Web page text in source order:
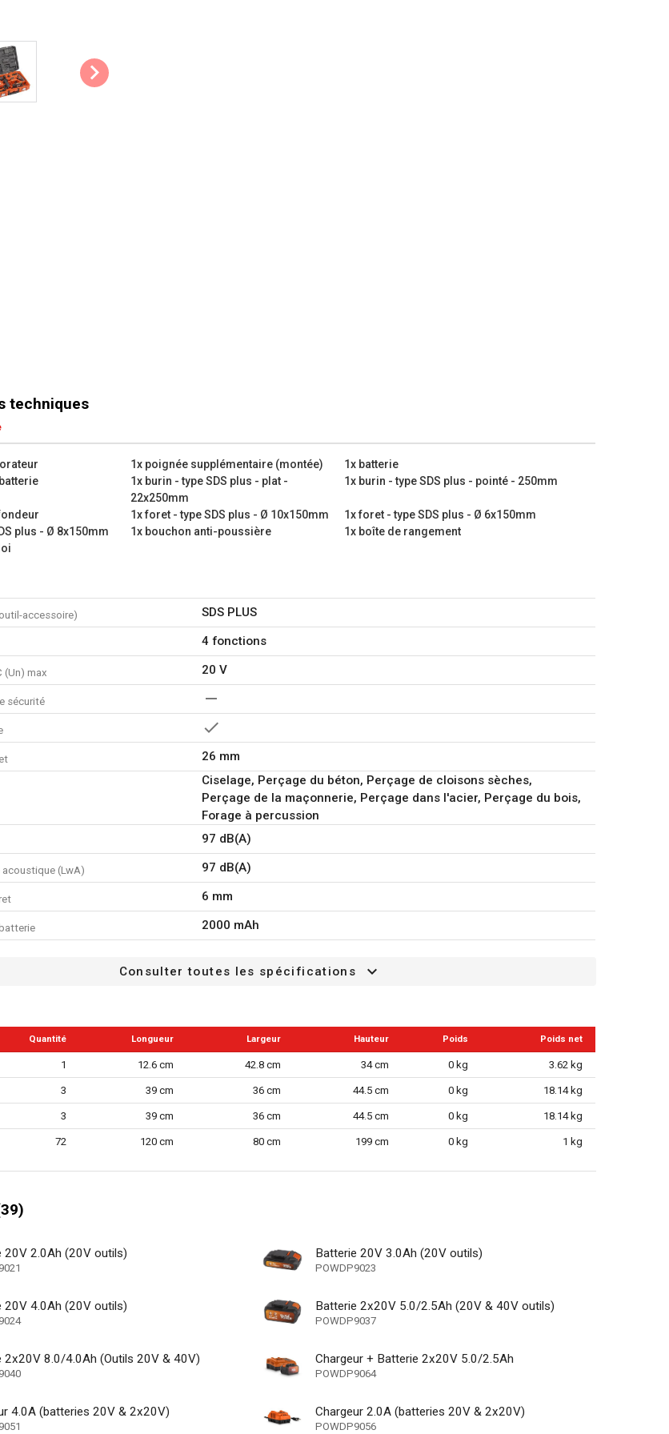
1x marteau perforateur
1x poignée supplémentaire (montée)
1x batterie
1x chargeur de batterie
1x burin - type SDS plus - plat - 22x250mm
1x burin - type SDS plus - pointé - 250mm
1x foret - type SDS plus - Ø 8x150mm
1x bouchon anti-poussière
1x boîte de rangement
1x mode d'emploi
techniques
1x poignée supplémentaire (montée)
1x batterie
1x burin - type SDS plus - plat -
22x250mm
1x burin - type SDS plus - pointé - 250mm
1x foret - type SDS plus - Ø 10x150mm
1x foret - type SDS plus - Ø 6x150mm
plus - Ø 8x150mm
1x bouchon anti-poussière
1x boîte de rangement
accessoire) SDS PLUS
4 fonctions
(Un) max 20 V
sécurité
26 mm
Ciselage, Perçage du béton, Perçage de cloisons sèches,
Perçage de la maçonnerie, Perçage dans l'acier, Perçage du bois,
Forage à percussion
97 dB(A)
(LwA) 97 dB(A)
6 mm
2000 mAh
Non applicable
verrou Non applicable
Non applicable
1
des vibrations
BMC (boîtier soufflé)
Consulter toutes les spécifications
Quantité Longueur Largeur Hauteur Poids Poids net
1 12.6 cm 42.8 cm 34 cm 0 kg 3.62 kg
3 39 cm 36 cm 44.5 cm 0 kg 18.14 kg
3 39 cm 36 cm 44.5 cm 0 kg 18.14 kg
72 120 cm 80 cm 199 cm 0 kg 1 kg
20V 2.0Ah (20V outils) Batterie 20V 3.0Ah (20V outils)
POWDP9023
20V 4.0Ah (20V outils) Batterie 2x20V 5.0/2.5Ah (20V & 40V outils)
POWDP9037
2x20V 8.0/4.0Ah (Outils 20V & 40V) Chargeur + Batterie 2x20V 5.0/2.5Ah
POWDP9064
4.0A (batteries 20V & 2x20V) Chargeur 2.0A (batteries 20V & 2x20V)
POWDP9056